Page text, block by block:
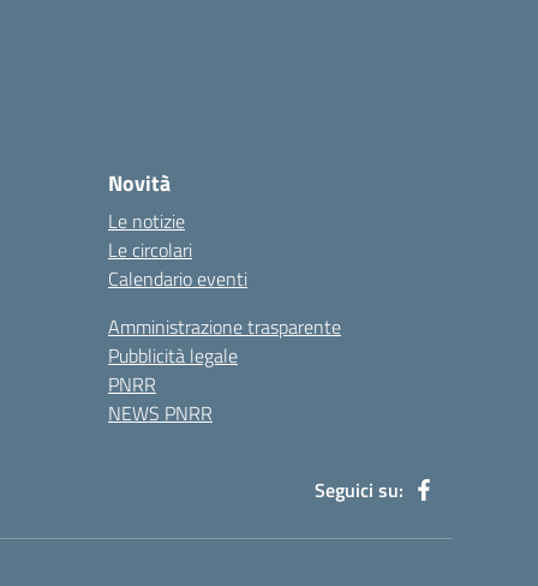
Novità
Le notizie
Le circolari
Calendario eventi
Amministrazione trasparente
Pubblicità legale
PNRR
NEWS PNRR
Seguici su: